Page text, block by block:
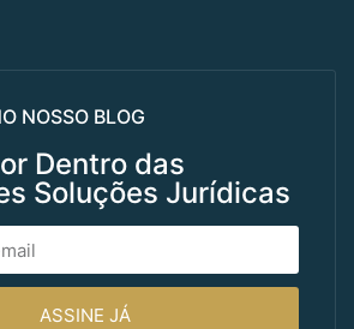
NOSSO BLOG
Dentro das
Soluções Jurídicas
ASSINE JÁ